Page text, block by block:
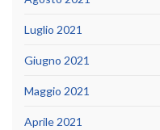
Luglio 2021
Giugno 2021
Maggio 2021
Aprile 2021